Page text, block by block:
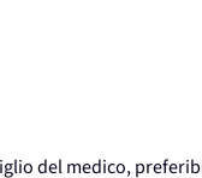
del medico,